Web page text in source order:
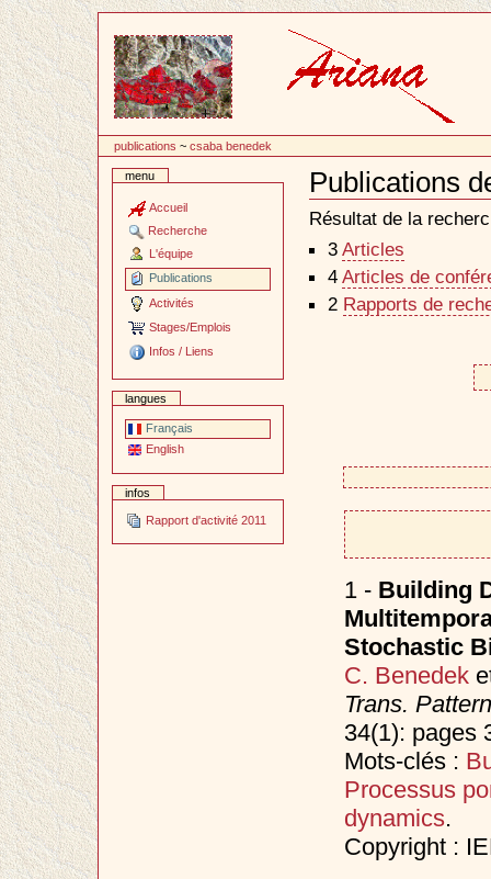
contenu
publications ~csaba benedek
menu
Accueil
Recherche
L'équipe
Publications
Activités
Stages/Emplois
Infos / Liens
langues
Français
English
infos
Rapport d'activité 2011
Publications
Document
Actions
Résultat de la
3 Articles
4 Articles de
2 Rapports de
1 - Building
Stochastic
C. Benedek
Trans.
34(1): pages
Mots-clés :
Processus
dynamics.
Copyright :